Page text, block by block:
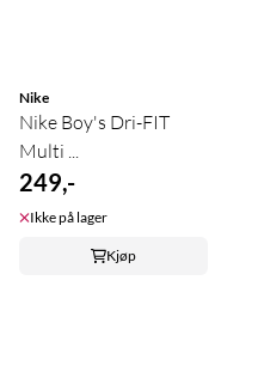
Nike
Nike Boy's Dri-FIT
Multi ...
249,-
Ikke på lager
Kjøp